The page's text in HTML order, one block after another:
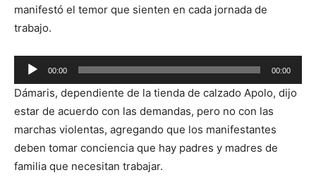
manifestó el temor que sienten en cada jornada de
trabajo.
Reproductor
de
audio
00:00 00:00
Dámaris, dependiente de la tienda de calzado Apolo, dijo
estar de acuerdo con las demandas, pero no con las
marchas violentas, agregando que los manifestantes
deben tomar conciencia que hay padres y madres de
familia que necesitan trabajar.